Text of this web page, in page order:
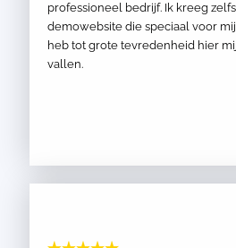
professioneel bedrijf. Ik kreeg
demowebsite die speciaal voor
heb tot grote tevredenheid hier
vallen.